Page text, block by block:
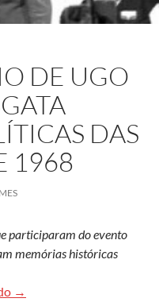
DE UGO
DAS
1968
participaram do evento
memórias históricas
Documentário de Ugo
→